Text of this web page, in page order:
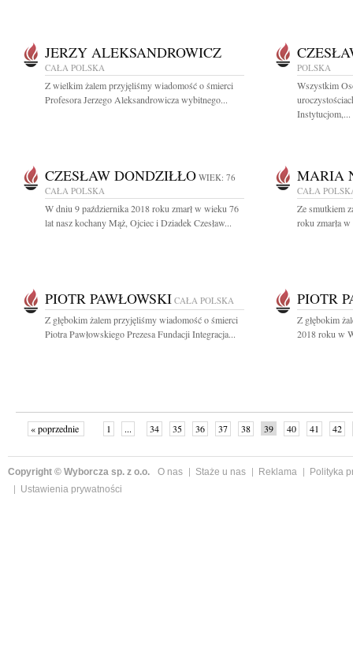
JERZY ALEKSANDROWICZ
CAŁA POLSKA
Z wielkim żalem przyjęliśmy wiadomość o śmierci
Profesora Jerzego Aleksandrowicza wybitnego...
POLSKA
Wszystkim
Instytucjom,...
CZESŁAW DONDZIŁŁO WIEK: 76
CAŁA POLSKA
W dniu 9 października 2018 roku zmarł w wieku 76
lat nasz kochany Mąż, Ojciec i Dziadek Czesław...
MARIA
CAŁA
Ze smutkiem
roku zmarła
PIOTR PAWŁOWSKI CAŁA POLSKA
Z głębokim żalem przyjęliśmy wiadomość o śmierci
Piotra Pawłowskiego Prezesa Fundacji Integracja...
PIOTR
Z głębokim
2018 roku w
« poprzednie 1 ... 34 35 36 37 38 39 40 41
42
Copyright © Wyborcza sp. z o.o. O nas Staże u nas Reklama
Polityka
Ustawienia prywatności